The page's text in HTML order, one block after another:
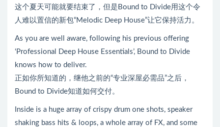
这个夏天可能就要结束了，但是Bound to Divide用这个令
人难以置信的新包“Melodic Deep House”让它保持活力。
As you are well aware, following his previous offering
‘Professional Deep House Essentials’, Bound to Divide
knows how to deliver.
正如你所知道的，继他之前的“专业深屋必需品”之后，
Bound to Divide知道如何交付。
Inside is a huge array of crispy drum one shots, speaker
shaking bass hits & loops, a whole array of FX, and some